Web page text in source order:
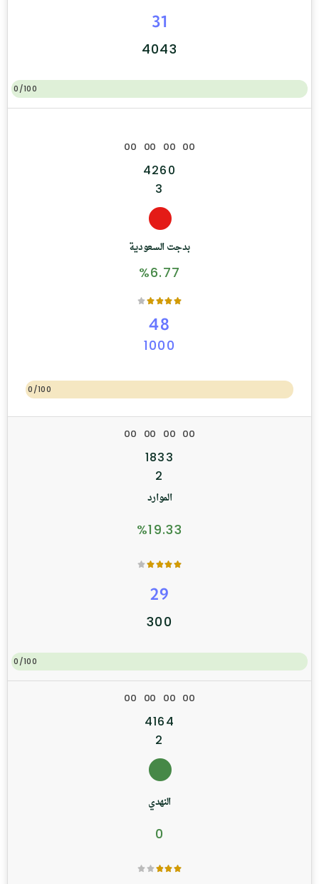
31
4043
0/100
بدجت السعودية
%6.77
48
1000
0/100
00 00 00 00
4260
3
الموارد
%19.33
29
300
0/100
00 00 00 00
1833
2
النهدي
0
00 00 00 00
4164
2